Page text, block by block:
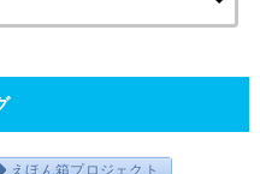
えほん箱プロジェクト